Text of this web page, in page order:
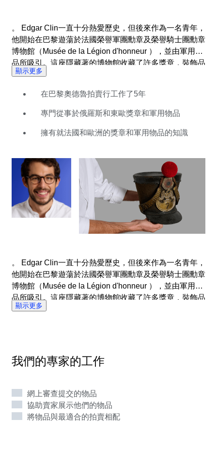
。 Edgar Clin一直十分熱愛歷史，但後來作為一名青年，
他開始在巴黎遊蕩於法國榮譽軍團勳章及榮譽騎士團勳章
博物館（Musée de la Légion d'honneur ），並由軍用物
品所吸引。這座隱藏著的博物館收藏了許多獎章，裝飾品
和騎士君主的珠寶首飾，軍用命令及民用命令等等，這些
行（Hôtel Drouot）和榮譽軍團勳章及榮譽騎士團勳章博
物館（Musee de la Legion d'Honneur），這練就了他能
品市場的五年經驗使他能夠了解和評估所看到的物品的真
代數字化的一面，以及這裡強大的團隊合作精神。這裡是
專家及收藏家的大融合，他們與潛在的競買人有著相同的
興趣和熱情。 他的工作重點是確保能夠給所有物品正確
而迅速地估價，並通過有吸引力的拍賣讓物品更好的得到
展示。為了給所有用戶帶來正面的體驗，Edgar盡可能禮​​
貌地對待他們，並積極主動地應答任何需求或詢問。
顯示更多
在巴黎奧德魯拍賣行工作了5年
專門從事於俄羅斯和東歐獎章和軍用物品
擁有就法國和歐洲的獎章和軍用物品的知識
。 Edgar Clin一直十分熱愛歷史，但後來作為一名青年，
他開始在巴黎遊蕩於法國榮譽軍團勳章及榮譽騎士團勳章
博物館（Musée de la Légion d'honneur ），並由軍用物
品所吸引。這座隱藏著的博物館收藏了許多獎章，裝飾品
和騎士君主的珠寶首飾，軍用命令及民用命令等等，這些
夠區分真假物品，舊作品和現代複製品的眼力。他在藝術
品市場的五年經驗使他能夠了解和評估所看到的物品的真
用物品，以及拿破崙時代的紀念品。 Edgar喜歡公司的現
代數字化的一面，以及這裡強大的團隊合作精神。這裡是
專家及收藏家的大融合，他們與潛在的競買人有著相同的
顯示更多
我們的專家的工作
網上審查提交的物品
協助賣家展示他們的物品
將物品與最適合的拍賣相配